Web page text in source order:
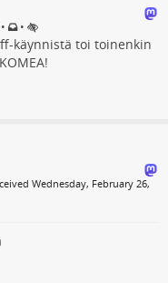
• •
käynnistä toi toinenkin
Wednesday, February 26,